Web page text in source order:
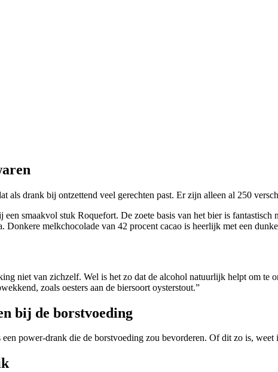
als drank bij ontzettend veel gerechten past. Er zijn alleen al 250
smaakvol stuk Roquefort. De zoete basis van het bier is
melkchocolade van 42 procent cacao is heerlijk met een
niet van zichzelf. Wel is het zo dat de alcohol natuurlijk helpt om te
zoals oesters aan de biersoort oysterstout.”
bij de borstvoeding
power-drank die de borstvoeding zou bevorderen. Of dit zo is, weet